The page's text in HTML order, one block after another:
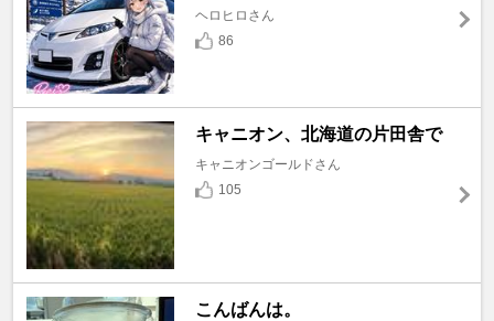
ヘロヒロさん
86
キャニオン、北海道の片田舎で
キャニオンゴールドさん
105
こんばんは。